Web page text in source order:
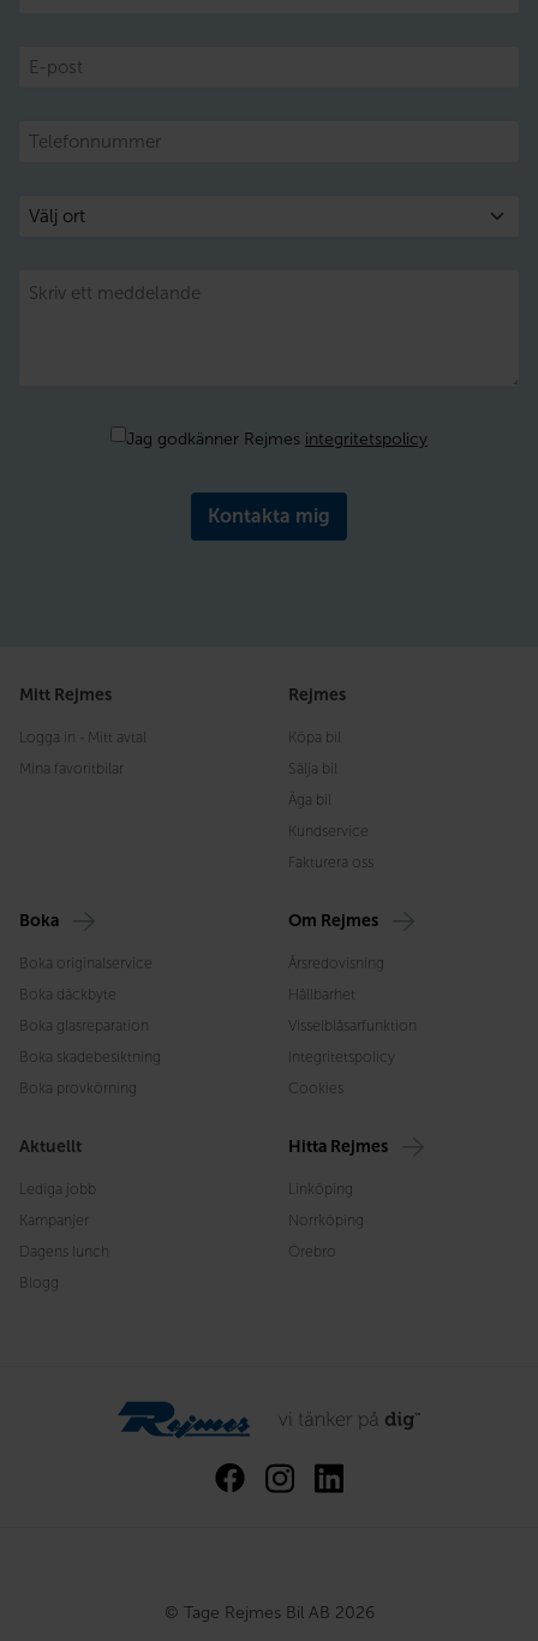
E-
post
Telefon
Välj
ort
Jag godkänner Rejmes integritetspolicy
Mitt Rejmes
Logga in - Mitt avtal
Mina favoritbilar
Rejmes
Köpa bil
Sälja bil
Äga bil
Kundservice
Fakturera oss
Boka
Boka originalservice
Boka däckbyte
Boka glasreparation
Boka skadebesiktning
Boka provkörning
Om Rejmes
Årsredovisning
Hållbarhet
Visselblåsarfunktion
Integritetspolicy
Cookies
Aktuellt
Lediga jobb
Kampanjer
Dagens lunch
Blogg
Hitta Rejmes
Linköping
Norrköping
Örebro
© Tage Rejmes Bil AB 2026